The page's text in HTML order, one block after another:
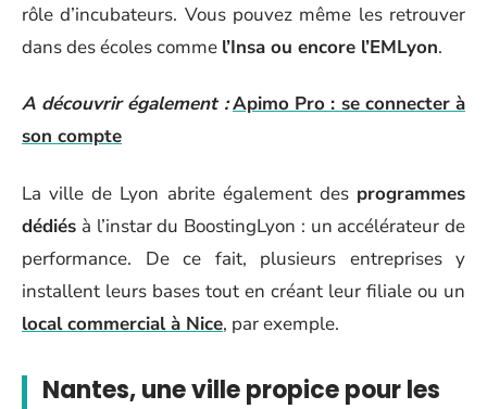
rôle d’incubateurs. Vous pouvez même les retrouver
dans des écoles comme l’Insa ou encore l’EMLyon.
A découvrir également :Apimo Pro : se connecter à
son compte
La ville de Lyon abrite également des programmes
dédiés à l’instar du BoostingLyon : un accélérateur de
performance. De ce fait, plusieurs entreprises y
installent leurs bases tout en créant leur filiale ou un
local commercial à Nice, par exemple.
Nantes, une ville propice pour les